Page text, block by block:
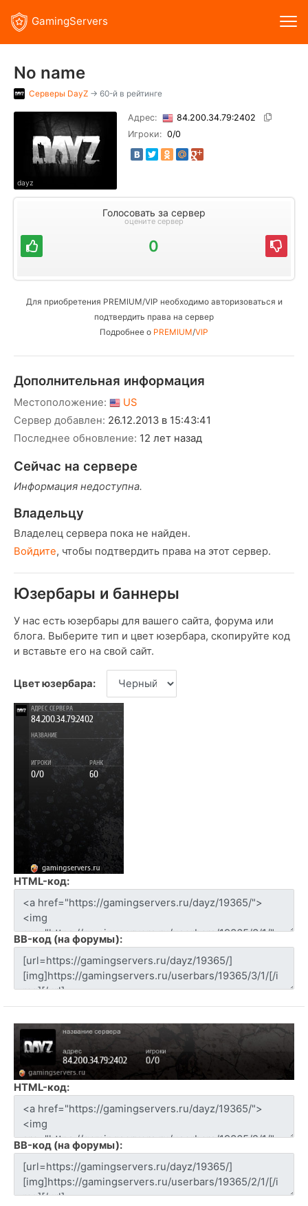
GamingServers
No name
Серверы DayZ → 60-й в рейтинге
dayz
Адрес:
84.200.34.79:2402
Игроки: 0/0
Голосовать за сервер
оцените сервер
0
Для приобретения PREMIUM/VIP необходимо авторизоваться и
подтвердить права на сервер
Подробнее о PREMIUM/VIP
Дополнительная информация
Местоположение:
US
Сервер добавлен: 26.12.2013 в 15:43:41
Последнее обновление: 12 лет назад
Сейчас на сервере
Информация недоступна.
Владельцу
Владелец сервера пока не найден.
Войдите, чтобы подтвердить права на этот сервер.
Юзербары и баннеры
У нас есть юзербары для вашего сайта, форума или
блога. Выберите тип и цвет юзербара, скопируйте код
и вставьте его на свой сайт.
Цвет юзербара:
HTML-код:
BB-код (на форумы):
HTML-код:
BB-код (на форумы):